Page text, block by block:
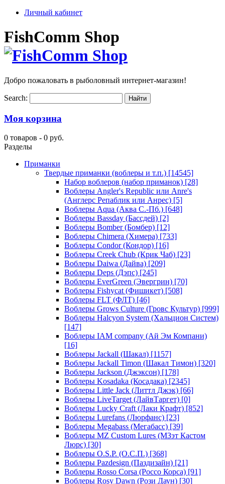
Личный кабинет
FishComm Shop
Добро пожаловать в рыболовный интернет-магазин!
Search:
Моя корзина
0 товаров - 0 руб.
Разделы
Приманки
Твердые приманки (воблеры и т.п.) [14545]
Набор воблеров (набор приманок) [28]
Воблеры Angler's Republic или Anre's
(Англерс Репаблик или Анрес) [5]
Воблеры Aqua (Аква С.-Пб.) [648]
Воблеры Bassday (Бассдей) [2]
Воблеры Bomber (Бомбер) [12]
Воблеры Chimera (Химера) [733]
Воблеры Condor (Кондор) [16]
Воблеры Creek Chub (Крик Чаб) [23]
Воблеры Daiwa (Дайва) [209]
Воблеры Deps (Дэпс) [245]
Воблеры EverGreen (Эвергрин) [70]
Воблеры Fishycat (Фишикет) [508]
Воблеры FLT (ФЛТ) [46]
Воблеры Grows Culture (Гровс Культур) [999]
Воблеры Halcyon System (Хальцион Систем)
[147]
Воблеры IAM company (Ай Эм Компани)
[16]
Воблеры Jackall (Шакал) [1157]
Воблеры Jackall Timon (Шакал Тимон) [320]
Воблеры Jackson (Джэксон) [178]
Воблеры Kosadaka (Косадака) [2345]
Воблеры Little Jack (Литтл Джэк) [66]
Воблеры LiveTarget (ЛайвТаргет) [0]
Воблеры Lucky Craft (Лаки Крафт) [852]
Воблеры Lurefans (Люрфанс) [23]
Воблеры Megabass (Мегабасс) [39]
Воблеры MZ Custom Lures (МЗэт Кастом
Люрс) [30]
Воблеры O.S.P. (О.С.П.) [368]
Воблеры Pazdesign (Паздизайн) [21]
Воблеры Rosso Corsa (Россо Корса) [91]
Воблеры Rosy Dawn (Рози Даун) [30]